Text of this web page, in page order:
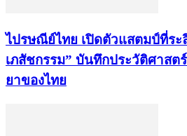
ไปรษณีย์ไทย เปิดตัวแสตมป์ที่ระ
เภสัชกรรม” บันทึกประวัติศาสต
ยาของไทย